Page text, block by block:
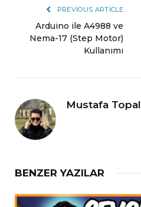
PREVIOUS ARTICLE
Arduino ile A4988 ve
Nema-17 (Step Motor)
Kullanımı
Mustafa Topal
BENZER YAZILAR